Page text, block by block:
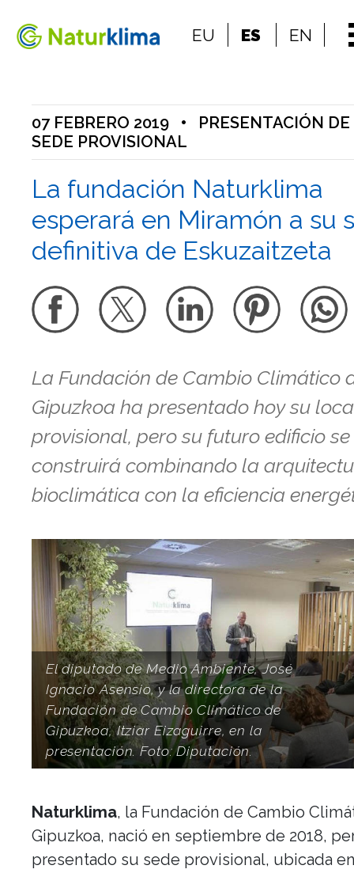
Ir a los contenidos
EU ES EN
07 FEBRERO 2019 • PRESENTACIÓN
SEDE PROVISIONAL
La fundación Naturklima
esperará en Miramón a su
definitiva de Eskuzaitzeta
La Fundación de Cambio Climático
Gipuzkoa ha presentado hoy su
provisional, pero su futuro edificio se
construirá combinando la
bioclimática con la eficiencia
El diputado de Medio Ambiente, José
Ignacio Asensio, y la directora de la
Fundación de Cambio Climático de
Gipuzkoa, Itziar Eizaguirre, en la
presentación. Foto: Diputación.
Naturklima, la Fundación de Cambio
Gipuzkoa, nació en septiembre de 2018,
presentado su sede provisional, ubicada